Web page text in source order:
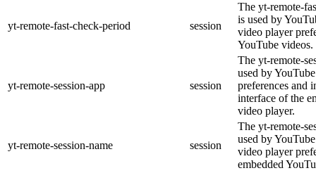
yt-remote-fast-check-period session
The yt-remote-
is used by
video player
YouTube videos.
yt-remote-session-app session
The yt-remote-
used by
preferences and
interface of the
video player.
yt-remote-session-name session
The yt-remote-
used by
video player
embedded